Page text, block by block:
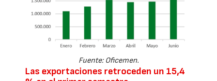
Fuente: Oficemen.
Las exportaciones retroceden un 15,4